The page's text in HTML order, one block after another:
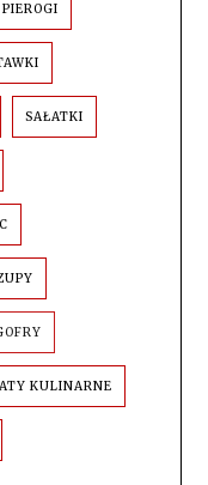
PIEROGI
SAŁATKI
KULINARNE